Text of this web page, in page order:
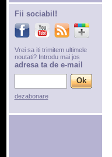
Fii sociabil!
Vrei sa iti trimitem ultimele
noutati? Introdu mai jos
adresa ta de e-mail
dezabonare